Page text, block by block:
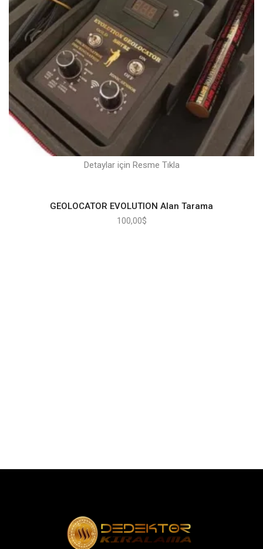
Detaylar için Resme Tıkla
GEOLOCATOR EVOLUTION Alan Tarama
100,00$